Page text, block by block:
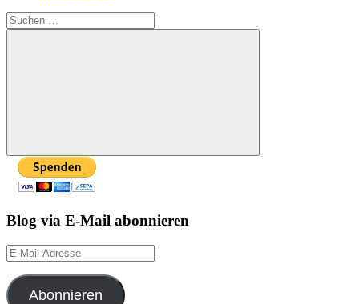
Suchen
nach:
Suchen
Blog via E-Mail abonnieren
E-
Mail-
Adresse
Abonnieren